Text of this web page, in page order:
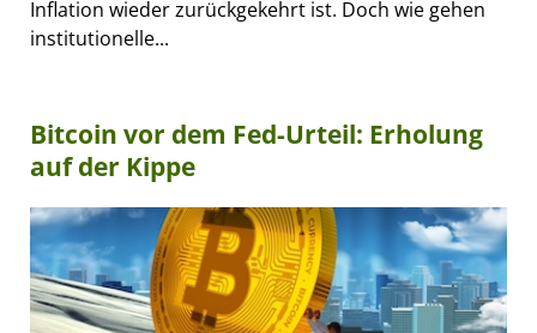
Inflation wieder zurückgekehrt ist. Doch wie gehen
institutionelle...
Bitcoin vor dem Fed-Urteil: Erholung
auf der Kippe